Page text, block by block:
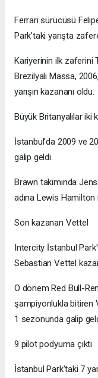
Ferrari sürücüsü
Park'taki yarışta
Kariyerinin ilk zaferini
Brezilyalı Massa,
yarışın kazananı oldu.
Büyük Britanyalılar iki
İstanbul'da 2009 ve
galip geldi.
Brawn takımında
adına Lewis Hamilton
Son kazanan Vettel
Intercity İstanbul
Sebastian Vettel
O dönem Red Bull-
şampiyonlukla bitiren
1 sezonunda galip
9 pilot podyuma çıktı
İstanbul Park'taki 7